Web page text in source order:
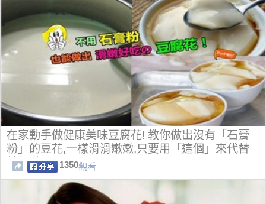
在家動手做健康美味豆腐花! 教你做出沒有「石膏
粉」的豆花,一樣滑滑嫩嫩,只要用「這個」來代替
就行啦！
1350觀看